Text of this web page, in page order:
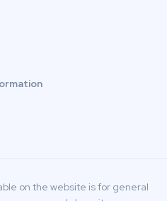
on the website is for general